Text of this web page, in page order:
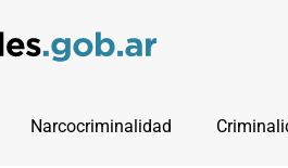
Narcocriminalidad